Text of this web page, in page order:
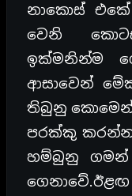
නාකොස්
වෙනි
ඉක්මනින්ම
ආසාවෙන්
තිබුනු
පරක්කු කරන්න
හම්බුනු ගමන්